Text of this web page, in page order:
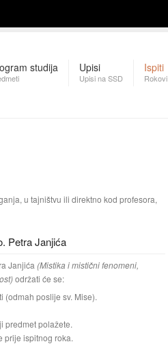
studija Upisi
Upisi na SSD
Ispiti
Rokovi
u tajništvu ili direktno kod profesora,
Petra Janjića
Janjića (Mistika i mistični fenomeni,
održati će se:
(odmah poslije sv. Mise).
predmet polažete.
prije ispitnog roka.